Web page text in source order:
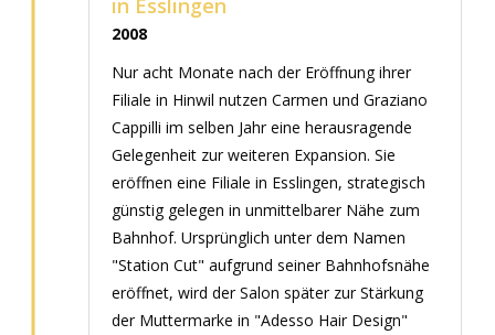
2008
Nur acht Monate nach der Eröffnung ihrer
Filiale in Hinwil nutzen Carmen und Graziano
Cappilli im selben Jahr eine herausragende
Gelegenheit zur weiteren Expansion. Sie
eröffnen eine Filiale in Esslingen, strategisch
günstig gelegen in unmittelbarer Nähe zum
Bahnhof. Ursprünglich unter dem Namen
"Station Cut" aufgrund seiner Bahnhofsnähe
eröffnet, wird der Salon später zur Stärkung
der Muttermarke in "Adesso Hair Design"